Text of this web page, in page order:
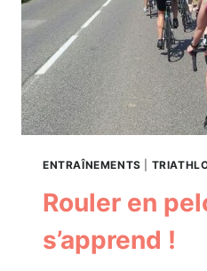
ENTRAÎNEMENTS
Rouler en
s’apprend !